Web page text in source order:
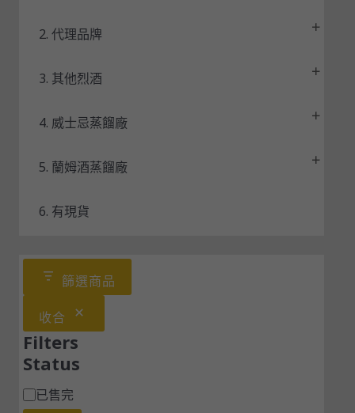
2. 代理品牌
3. 其他烈酒
4. 威士忌蒸餾廠
5. 蘭姆酒蒸餾廠
6. 有現貨
篩選商品
收合
Filters
Status
已售完